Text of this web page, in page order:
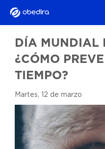
DÍA MUNDIAL
¿CÓMO
TIEMPO?
Martes, 12 de marzo